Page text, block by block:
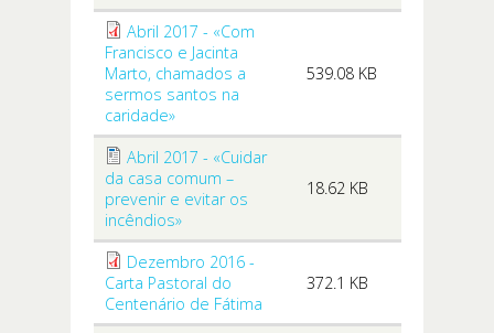
Abril 2017 - «Com
Francisco e Jacinta
Marto, chamados a
sermos santos na
caridade»
539.08 KB
Abril 2017 - «Cuidar
da casa comum –
prevenir e evitar os
incêndios»
18.62 KB
Dezembro 2016 -
Carta Pastoral do
Centenário de Fátima
372.1 KB